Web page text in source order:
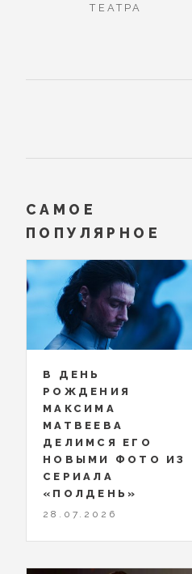
ТЕАТРА
САМОЕ
ПОПУЛЯРНОЕ
В ДЕНЬ
РОЖДЕНИЯ
МАКСИМА
МАТВЕЕВА
ДЕЛИМСЯ ЕГО
НОВЫМИ ФОТО ИЗ
СЕРИАЛА
«ПОЛДЕНЬ»
28.07.2026